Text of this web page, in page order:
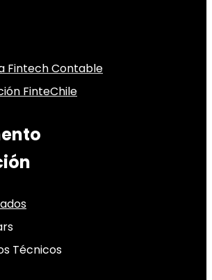
Fintech Contable
FinteChile
Técnicos